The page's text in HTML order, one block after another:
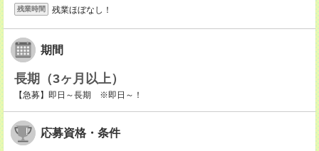
残業時間 残業ほぼなし！
期間
長期（3ヶ月以上）
【急募】即日～長期 ※即日～！
応募資格・条件